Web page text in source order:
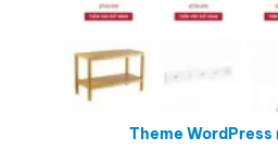
Theme WordPress